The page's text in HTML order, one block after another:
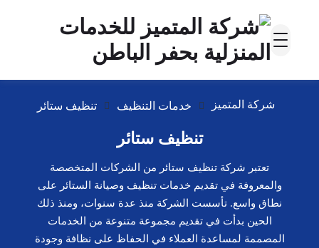
شركة المتميز خدمات التنظيف تنظيف ستائر
تنظيف ستائر
تعتبر شركة تنظيف ستائر من الشركات المتخصصة
والمعروفة في تقديم خدمات تنظيف وصيانة الستائر على
نطاق واسع. تأسست الشركة منذ عدة سنوات، ومنذ ذلك
الحين بدأت في تقديم مجموعة متنوعة من الخدمات
المصممة لمساعدة العملاء في الحفاظ على نظافة وجودة